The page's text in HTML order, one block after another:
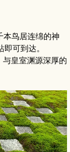
本鸟居连绵的神
可到达。
皇室渊源深厚的